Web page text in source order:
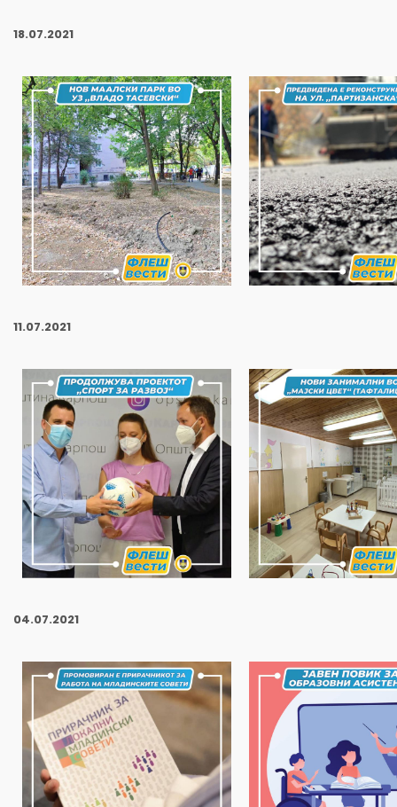
18.07.2021
11.07.2021
04.07.2021